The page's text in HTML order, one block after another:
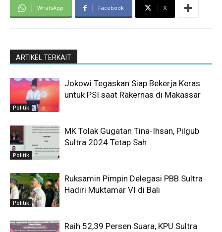
WhatsApp Facebook X
ARTIKEL TERKAIT
Politik
Jokowi Tegaskan Siap Bekerja Keras
untuk PSI saat Rakernas di Makassar
Politik
MK Tolak Gugatan Tina-Ihsan, Pilgub
Sultra 2024 Tetap Sah
Politik
Ruksamin Pimpin Delegasi PBB Sultra
Hadiri Muktamar VI di Bali
Raih 52,39 Persen Suara, KPU Sultra